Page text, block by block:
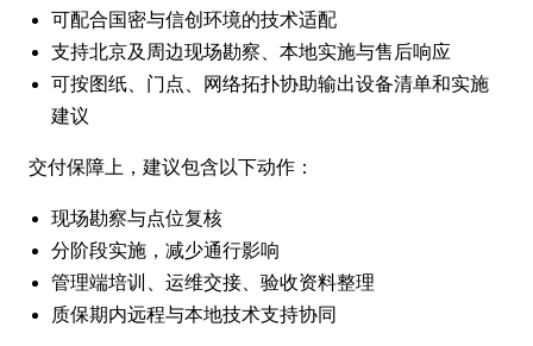
可配合国密与信创环境的技术适配
支持北京及周边现场勘察、本地实施与售后响应
可按图纸、门点、网络拓扑协助输出设备清单和实施
建议
交付保障上，建议包含以下动作：
现场勘察与点位复核
分阶段实施，减少通行影响
管理端培训、运维交接、验收资料整理
质保期内远程与本地技术支持协同